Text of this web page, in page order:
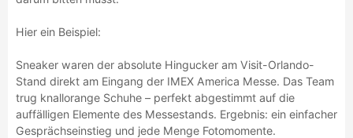
Hier ein Beispiel:
Sneaker waren der absolute Hingucker am Visit-Orlando-
Stand direkt am Eingang der IMEX America Messe. Das Team
trug knallorange Schuhe – perfekt abgestimmt auf die
auffälligen Elemente des Messestands. Ergebnis: ein einfacher
Gesprächseinstieg und jede Menge Fotomomente.